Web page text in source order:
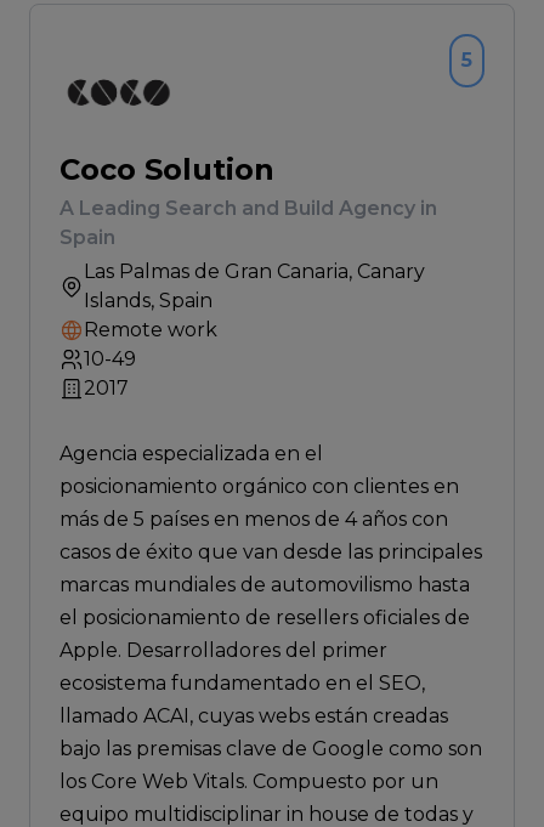
Coco Solution
A Leading Search and Build Agency in
Spain
Las Palmas de Gran Canaria, Canary
Islands, Spain
Remote work
10-49
2017
5
Agencia especializada en el
posicionamiento orgánico con clientes en
más de 5 países en menos de 4 años con
casos de éxito que van desde las principales
marcas mundiales de automovilismo hasta
el posicionamiento de resellers oficiales de
Apple. Desarrolladores del primer
ecosistema fundamentado en el SEO,
llamado ACAI, cuyas webs están creadas
bajo las premisas clave de Google como son
los Core Web Vitals. Compuesto por un
equipo multidisciplinar in house de todas y